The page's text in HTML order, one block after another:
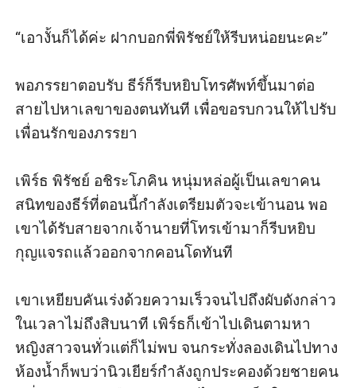
“เอางั้นก็ได้ค่ะ ฝากบอกพี่พิรัชย์ให้รีบหน่อยนะคะ”
พอภรรยาตอบรับ ธีร์ก็รีบหยิบโทรศัพท์ขึ้นมาต่อ
สายไปหาเลขาของตนทันที เพื่อขอรบกวนให้ไปรับ
เพื่อนรักของภรรยา
เพิร์ธ พิรัชย์ อชิระโภคิน หนุ่มหล่อผู้เป็นเลขาคน
สนิทของธีร์ที่ตอนนี้กำลังเตรียมตัวจะเข้านอน พอ
เขาได้รับสายจากเจ้านายที่โทรเข้ามาก็รีบหยิบ
กุญแจรถแล้วออกจากคอนโดทันที
เขาเหยียบคันเร่งด้วยความเร็วจนไปถึงผับดังกล่าว
ในเวลาไม่ถึงสิบนาที เพิร์ธก็เข้าไปเดินตามหา
หญิงสาวจนทั่วแต่ก็ไม่พบ จนกระทั่งลองเดินไปทาง
ห้องน้ำก็พบว่านิวเยียร์กำลังถูกประคองด้วยชายคน